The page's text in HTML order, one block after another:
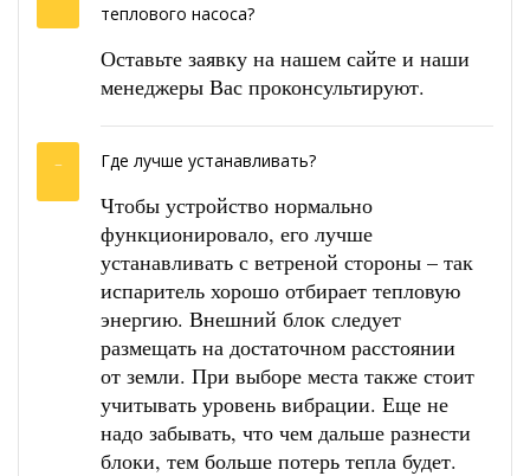
теплового насоса?
Оставьте заявку на нашем сайте и наши
менеджеры Вас проконсультируют.
Где лучше устанавливать?
Чтобы устройство нормально
функционировало, его лучше
устанавливать с ветреной стороны – так
испаритель хорошо отбирает тепловую
энергию. Внешний блок следует
размещать на достаточном расстоянии
от земли. При выборе места также стоит
учитывать уровень вибрации. Еще не
надо забывать, что чем дальше разнести
блоки, тем больше потерь тепла будет.